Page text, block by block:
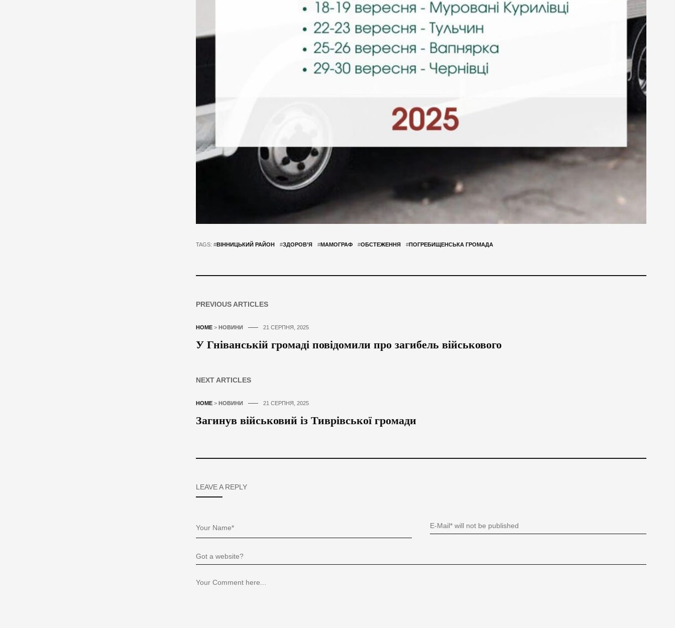
TAGS: #ВІННИЦЬКИЙ РАЙОН #ЗДОРОВ’Я #МАМОГРАФ #ОБСТЕЖЕННЯ #ПОГРЕБИЩЕНСЬКА ГРОМАДА
PREVIOUS ARTICLES
HOME> НОВИНИ 21 СЕРПНЯ, 2025
У Гніванській громаді повідомили про загибель військового
NEXT ARTICLES
HOME> НОВИНИ 21 СЕРПНЯ, 2025
Загинув військовий із Тиврівської громади
LEAVE A REPLY